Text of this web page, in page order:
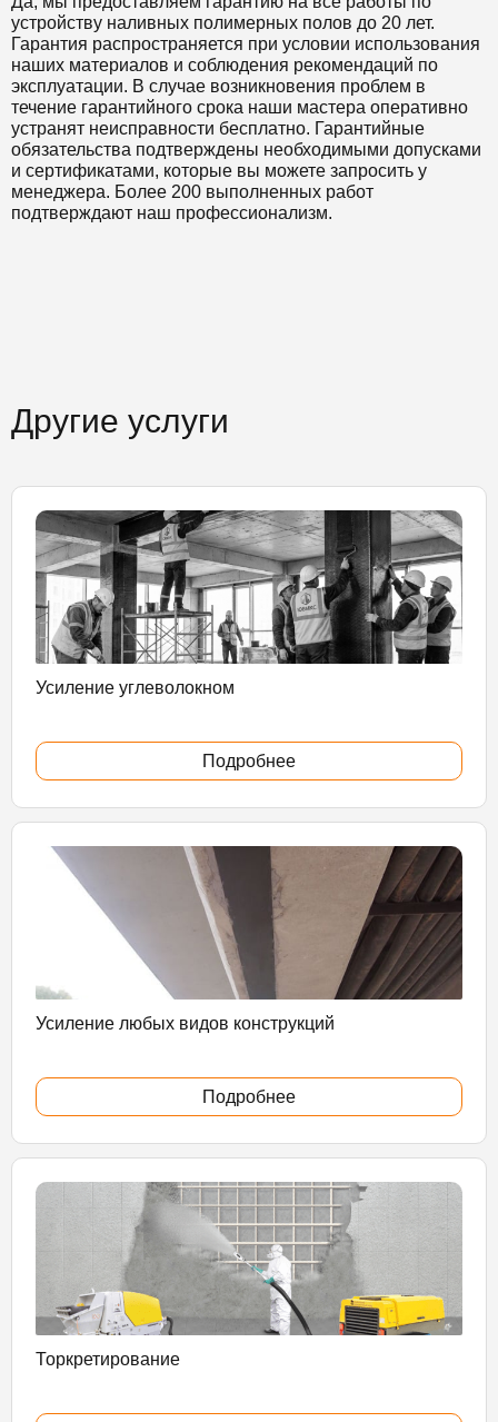
устройству наливных полимерных полов до 20 лет.
Гарантия распространяется при условии использования
наших материалов и соблюдения рекомендаций по
эксплуатации. В случае возникновения проблем в
течение гарантийного срока наши мастера оперативно
устранят неисправности бесплатно. Гарантийные
обязательства подтверждены необходимыми допусками
и сертификатами, которые вы можете запросить у
менеджера. Более 200 выполненных работ
подтверждают наш профессионализм.
Другие услуги
Усиление углеволокном
Подробнее
Усиление любых видов конструкций
Подробнее
Торкретирование